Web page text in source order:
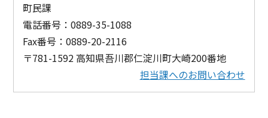
町民課
電話番号：0889-35-1088
Fax番号：0889-20-2116
〒781-1592 高知県吾川郡仁淀川町大崎200番地
担当課へのお問い合わせ